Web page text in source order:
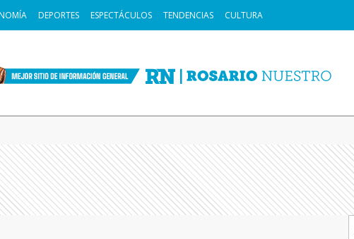
DEPORTES ESPECTÁCULOS TENDENCIAS CULTURA